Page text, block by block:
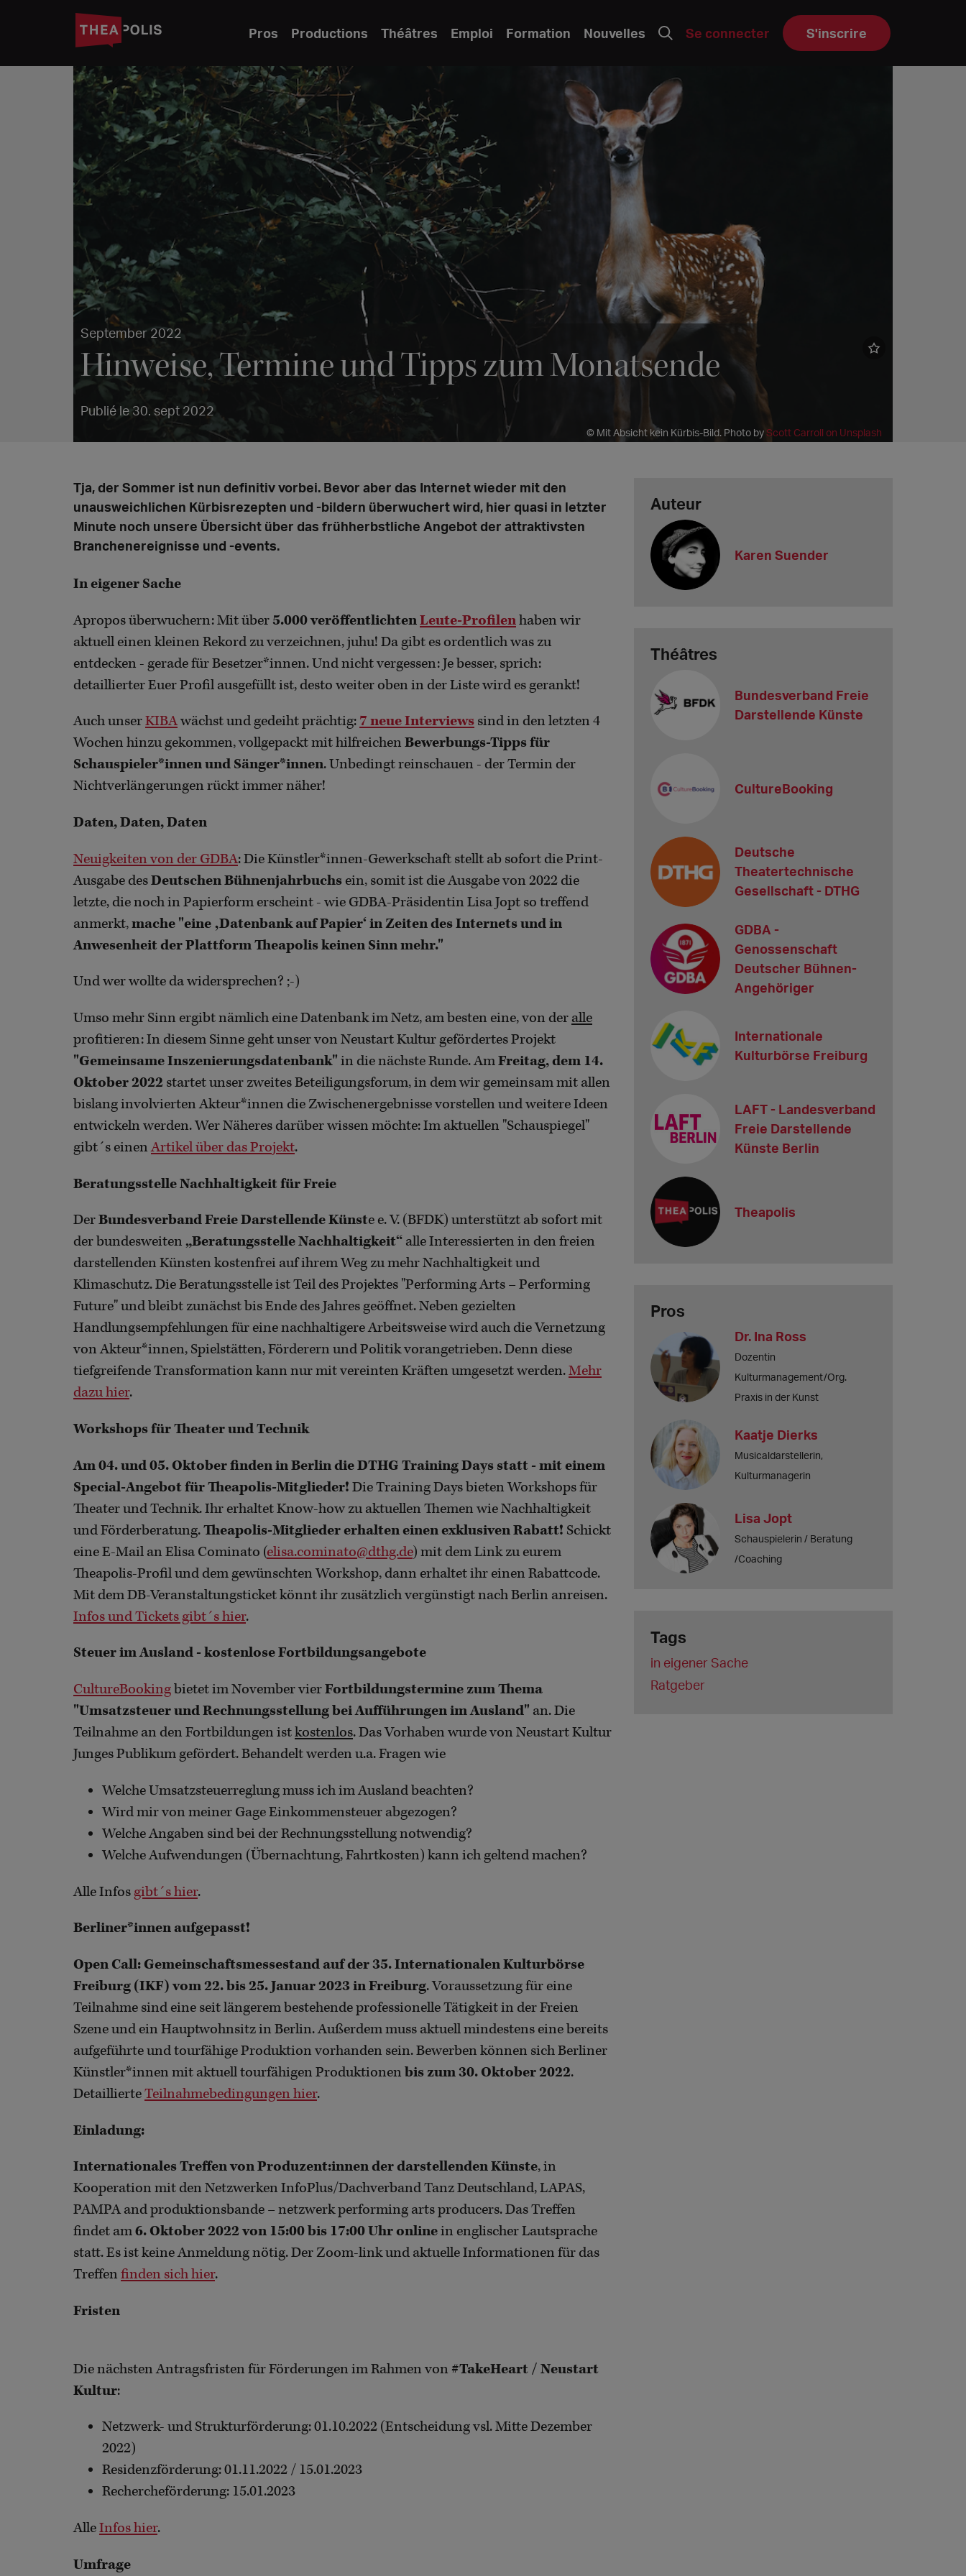
Pros Productions Théâtres Emploi Formation Nouvelles Se connecter S'inscrire
September 2022
Hinweise, Termine und Tipps zum Monatsende
Publié le 30. sept 2022
© Mit Absicht kein Kürbis-Bild. Photo byScott Carroll on Unsplash
Tja, der Sommer ist nun definitiv vorbei. Bevor aber das Internet wieder mit den
unausweichlichen Kürbisrezepten und -bildern überwuchert wird, hier quasi in letzter
Minute noch unsere Übersicht über das frühherbstliche Angebot der attraktivsten
Branchenereignisse und -events.
In eigener Sache
Apropos überwuchern: Mit über 5.000 veröffentlichtenLeute-Profilenhaben wir
aktuell einen kleinen Rekord zu verzeichnen, juhu! Da gibt es ordentlich was zu
entdecken - gerade für Besetzer*innen. Und nicht vergessen: Je besser, sprich:
detaillierter Euer Profil ausgefüllt ist, desto weiter oben in der Liste wird es gerankt!
Auch unserKIBAwächst und gedeiht prächtig: 7 neue Interviews sind in den letzten 4
Wochen hinzu gekommen, vollgepackt mit hilfreichen Bewerbungs-Tipps für
Schauspieler*innen und Sänger*innen. Unbedingt reinschauen - der Termin der
Nichtverlängerungen rückt immer näher!
Daten, Daten, Daten
Neuigkeiten von der GDBA: Die Künstler*innen-Gewerkschaft stellt ab sofort die Print-
Ausgabe desDeutschen Bühnenjahrbuchs ein, somit ist die Ausgabe von 2022 die
letzte, die noch in Papierform erscheint - wie GDBA-Präsidentin Lisa Jopt so treffend
anmerkt,mache "eine ‚Datenbank auf Papier‘ in Zeiten des Internets und in
Anwesenheit der Plattform Theapolis keinen Sinn mehr."
Und wer wollte da widersprechen? ;-)
Umso mehr Sinn ergibt nämlich eine Datenbank im Netz, am besten eine, von der alle
profitieren: In diesem Sinne geht unser von Neustart Kultur gefördertes Projekt
"Gemeinsame Inszenierungsdatenbank" in die nächste Runde. AmFreitag, dem 14.
Oktober 2022 startet unser zweites Beteiligungsforum, in dem wir gemeinsam mit allen
bislang involvierten Akteur*innen die Zwischenergebnisse vorstellen und weitere Ideen
entwickeln werden. Wer Näheres darüber wissen möchte: Im aktuellen "Schauspiegel"
gibt´s einenArtikel über das Projekt.
Beratungsstelle Nachhaltigkeit für Freie
DerBundesverband Freie Darstellende Künste e. V. (BFDK) unterstützt ab sofort mit
der bundesweiten „Beratungsstelle Nachhaltigkeit“ alle Interessierten in den freien
darstellenden Künsten kostenfrei auf ihrem Weg zu mehr Nachhaltigkeit und
Klimaschutz. Die Beratungsstelle ist Teil des Projektes "Performing Arts – Performing
Future" und bleibt zunächst bis Ende des Jahres geöffnet. Neben gezielten
Handlungsempfehlungen für eine nachhaltigere Arbeitsweise wird auch die Vernetzung
von Akteur*innen, Spielstätten, Förderern und Politik vorangetrieben. Denn diese
tiefgreifende Transformation kann nur mit vereinten Kräften umgesetzt werden.Mehr
dazu hier.
Workshops für Theater und Technik
Am 04. und 05. Oktober finden in Berlin die DTHG Training Days statt - mit einem
Special-Angebot für Theapolis-Mitglieder! Die Training Days bieten Workshops für
Theater und Technik. Ihr erhaltet Know-how zu aktuellen Themen wie Nachhaltigkeit
und Förderberatung.Theapolis-Mitglieder erhalten einen exklusiven Rabatt! Schickt
eine E-Mail an Elisa Cominato (elisa.cominato@dthg.de) mit dem Link zu eurem
Theapolis-Profil und dem gewünschten Workshop, dann erhaltet ihr einen Rabattcode.
Mit dem DB-Veranstaltungsticket könnt ihr zusätzlich vergünstigt nach Berlin anreisen.
Infos und Tickets gibt´s hier.
Steuer im Ausland - kostenlose Fortbildungsangebote
CultureBookingbietet im November vierFortbildungstermine zum Thema
"Umsatzsteuer und Rechnungsstellung bei Aufführungen im Ausland" an. Die
Teilnahme an den Fortbildungen istkostenlos. Das Vorhaben wurde von Neustart Kultur
Junges Publikum gefördert. Behandelt werden u.a. Fragen wie
Welche Umsatzsteuerreglung muss ich im Ausland beachten?
Wird mir von meiner Gage Einkommensteuer abgezogen?
Welche Angaben sind bei der Rechnungsstellung notwendig?
Welche Aufwendungen (Übernachtung, Fahrtkosten) kann ich geltend machen?
Alle Infos gibt´s hier.
Berliner*innen aufgepasst!
Open Call: Gemeinschaftsmessestand auf der 35. Internationalen Kulturbörse
Freiburg (IKF) vom 22. bis 25. Januar 2023 in Freiburg. Voraussetzung für eine
Teilnahme sind eine seit längerem bestehende professionelle Tätigkeit in der Freien
Szene und ein Hauptwohnsitz in Berlin. Außerdem muss aktuell mindestens eine bereits
aufgeführte und tourfähige Produktion vorhanden sein. Bewerben können sich Berliner
Künstler*innen mit aktuell tourfähigen Produktionen bis zum 30. Oktober 2022.
DetaillierteTeilnahmebedingungen hier.
Einladung:
Internationales Treffen von Produzent:innen der darstellenden Künste, in
Kooperation mit den Netzwerken InfoPlus/Dachverband Tanz Deutschland, LAPAS,
PAMPA and produktionsbande – netzwerk performing arts producers. Das Treffen
findet am6. Oktober 2022 von 15:00 bis 17:00 Uhr onlinein englischer Lautsprache
statt. Es ist keine Anmeldung nötig. Der Zoom-link und aktuelle Informationen für das
Treffen finden sich hier.
Fristen
Die nächsten Antragsfristen für Förderungen im Rahmen von #TakeHeart / Neustart
Kultur:
Netzwerk- und Strukturförderung: 01.10.2022 (Entscheidung vsl. Mitte Dezember
2022)
Residenzförderung: 01.11.2022 / 15.01.2023
Rechercheförderung: 15.01.2023
AlleInfos hier.
Umfrage
Auteur
Karen Suender
Théâtres
Bundesverband Freie
Darstellende Künste
CultureBooking
Deutsche
Theatertechnische
Gesellschaft - DTHG
GDBA -
Genossenschaft
Deutscher Bühnen-
Angehöriger
Internationale
Kulturbörse Freiburg
LAFT - Landesverband
Freie Darstellende
Künste Berlin
Theapolis
Pros
Dr. Ina Ross
Dozentin
Kulturmanagement/Org.
Praxis in der Kunst
Kaatje Dierks
Musicaldarstellerin,
Kulturmanagerin
Lisa Jopt
Schauspielerin / Beratung
/Coaching
Tags
in eigener Sache
Ratgeber